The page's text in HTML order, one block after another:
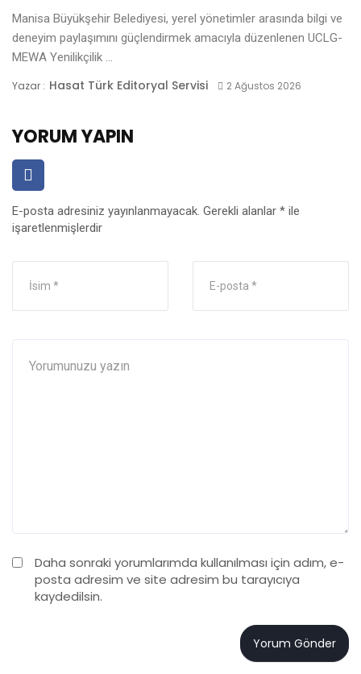
Manisa Büyükşehir Belediyesi, yerel yönetimler arasında bilgi ve
deneyim paylaşımını güçlendirmek amacıyla düzenlenen UCLG-
MEWA Yenilikçilik ...
Yazar : Hasat Türk Editoryal Servisi 2 Ağustos 2026
YORUM YAPIN
E-posta adresiniz yayınlanmayacak. Gerekli alanlar * ile
işaretlenmişlerdir
Daha sonraki yorumlarımda kullanılması için adım, e-
posta adresim ve site adresim bu tarayıcıya
kaydedilsin.